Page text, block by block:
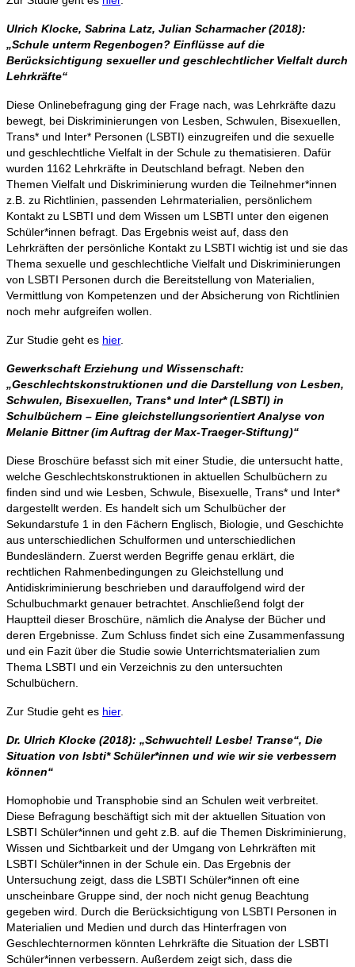
Ulrich Klocke, Sabrina Latz, Julian Scharmacher (2018):
„Schule unterm Regenbogen? Einflüsse auf die
Berücksichtigung sexueller und geschlechtlicher Vielfalt durch
Lehrkräfte“
Diese Onlinebefragung ging der Frage nach, was Lehrkräfte dazu
bewegt, bei Diskriminierungen von Lesben, Schwulen, Bisexuellen,
Trans* und Inter* Personen (LSBTI) einzugreifen und die sexuelle
und geschlechtliche Vielfalt in der Schule zu thematisieren. Dafür
wurden 1162 Lehrkräfte in Deutschland befragt. Neben den
Themen Vielfalt und Diskriminierung wurden die Teilnehmer*innen
z.B. zu Richtlinien, passenden Lehrmaterialien, persönlichem
Kontakt zu LSBTI und dem Wissen um LSBTI unter den eigenen
Schüler*innen befragt. Das Ergebnis weist auf, dass den
Lehrkräften der persönliche Kontakt zu LSBTI wichtig ist und sie das
Thema sexuelle und geschlechtliche Vielfalt und Diskriminierungen
von LSBTI Personen durch die Bereitstellung von Materialien,
Vermittlung von Kompetenzen und der Absicherung von Richtlinien
noch mehr aufgreifen wollen.
Zur Studie geht es hier.
Gewerkschaft Erziehung und Wissenschaft:
„Geschlechtskonstruktionen und die Darstellung von Lesben,
Schwulen, Bisexuellen, Trans* und Inter* (LSBTI) in
Schulbüchern – Eine gleichstellungsorientiert Analyse von
Melanie Bittner (im Auftrag der Max-Traeger-Stiftung)“
Diese Broschüre befasst sich mit einer Studie, die untersucht hatte,
welche Geschlechtskonstruktionen in aktuellen Schulbüchern zu
finden sind und wie Lesben, Schwule, Bisexuelle, Trans* und Inter*
dargestellt werden. Es handelt sich um Schulbücher der
Sekundarstufe 1 in den Fächern Englisch, Biologie, und Geschichte
aus unterschiedlichen Schulformen und unterschiedlichen
Bundesländern. Zuerst werden Begriffe genau erklärt, die
rechtlichen Rahmenbedingungen zu Gleichstellung und
Antidiskriminierung beschrieben und darauffolgend wird der
Schulbuchmarkt genauer betrachtet. Anschließend folgt der
Hauptteil dieser Broschüre, nämlich die Analyse der Bücher und
deren Ergebnisse. Zum Schluss findet sich eine Zusammenfassung
und ein Fazit über die Studie sowie Unterrichtsmaterialien zum
Thema LSBTI und ein Verzeichnis zu den untersuchten
Schulbüchern.
Zur Studie geht es hier.
Dr. Ulrich Klocke (2018): „Schwuchtel! Lesbe! Transe“, Die
Situation von lsbti* Schüler*innen und wie wir sie verbessern
können“
Homophobie und Transphobie sind an Schulen weit verbreitet.
Diese Befragung beschäftigt sich mit der aktuellen Situation von
LSBTI Schüler*innen und geht z.B. auf die Themen Diskriminierung,
Wissen und Sichtbarkeit und der Umgang von Lehrkräften mit
LSBTI Schüler*innen in der Schule ein. Das Ergebnis der
Untersuchung zeigt, dass die LSBTI Schüler*innen oft eine
unscheinbare Gruppe sind, der noch nicht genug Beachtung
gegeben wird. Durch die Berücksichtigung von LSBTI Personen in
Materialien und Medien und durch das Hinterfragen von
Geschlechternormen könnten Lehrkräfte die Situation der LSBTI
Schüler*innen verbessern. Außerdem zeigt sich, dass die